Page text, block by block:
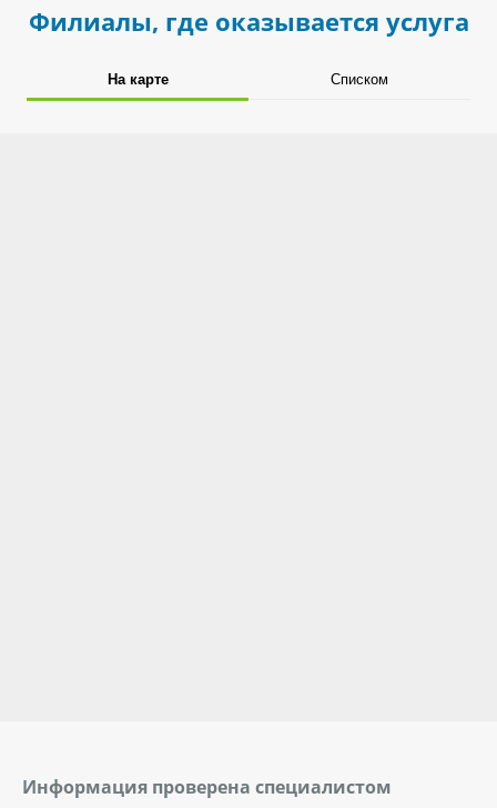
Филиалы, где оказывается услуга
На карте Списком
Информация проверена специалистом